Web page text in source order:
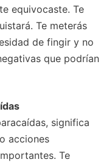
equivocaste. Te
Te meterás
de fingir y no
que podrían
significa
acciones
Te